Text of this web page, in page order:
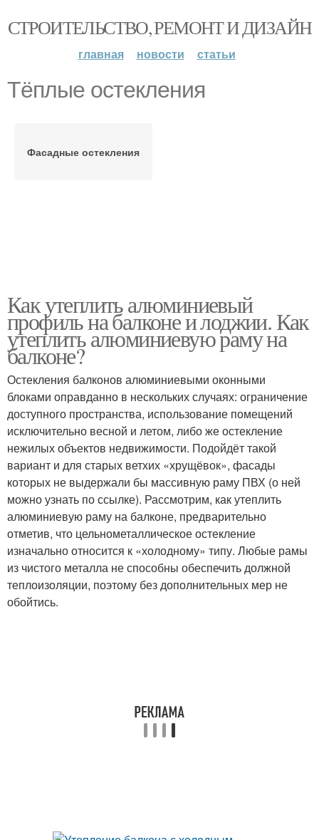
СТРОИТЕЛЬСТВО, РЕМОНТ И ДИЗАЙН
главная новости статьи
Тёплые остекления
Фасадные остекления
Как утеплить алюминиевый
профиль на балконе и лоджии. Как
утеплить алюминиевую раму на
балконе?
Остекления балконов алюминиевыми оконными
блоками оправданно в нескольких случаях: ограничение
доступного пространства, использование помещений
исключительно весной и летом, либо же остекление
нежилых объектов недвижимости. Подойдёт такой
вариант и для старых ветхих «хрущёвок», фасады
которых не выдержали бы массивную раму ПВХ (о ней
можно узнать по ссылке). Рассмотрим, как утеплить
алюминиевую раму на балконе, предварительно
отметив, что цельнометаллическое остекление
изначально относится к «холодному» типу. Любые рамы
из чистого металла не способны обеспечить должной
теплоизоляции, поэтому без дополнительных мер не
обойтись.